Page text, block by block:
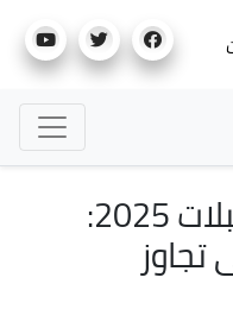
تصفيات مونديال الشبلات 2025: